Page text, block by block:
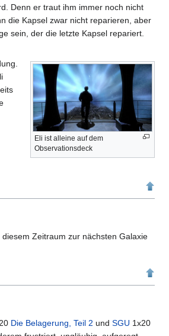
Denn er traut ihm immer noch nicht
die Kapsel zwar nicht reparieren, aber
sein, der die letzte Kapsel repariert.
Eli ist alleine auf dem
Observationsdeck
Zeitraum zur nächsten Galaxie
Die Belagerung, Teil 2 undSGU 1x20